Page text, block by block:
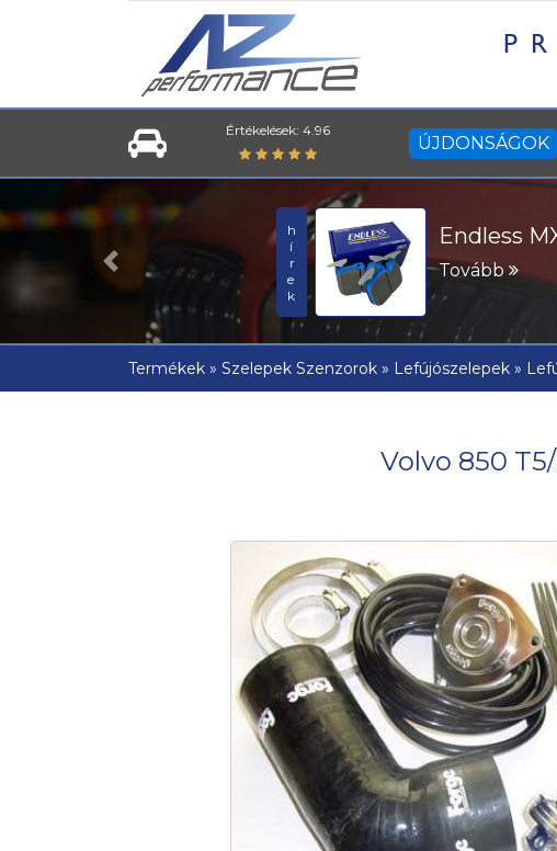
Értékelések: 4.96
ÚJDONSÁGOK
hírek Endless
Tovább
Previous
Termékek » Szelepek Szenzorok » Lefújószelepek »
Volvo 850